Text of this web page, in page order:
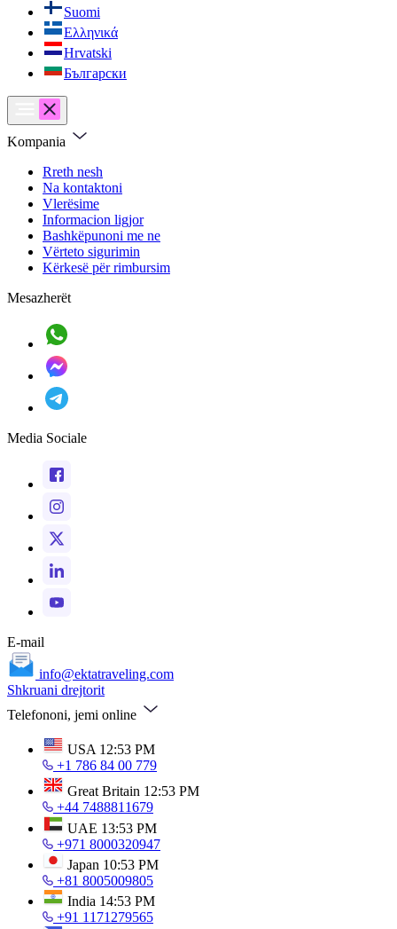
Suomi
Ελληνικά
Hrvatski
Български
Kompania
Rreth nesh
Na kontaktoni
Vlerësime
Informacion ligjor
Bashkëpunoni me ne
Vërteto sigurimin
Kërkesë për rimbursim
Mesazherët
Media Sociale
E-mail
info@ektatraveling.com
Shkruani drejtorit
Telefononi, jemi online
USA 12:53 PM
+1 786 84 00 779
Great Britain 12:53 PM
+44 7488811679
UAE 13:53 PM
+971 8000320947
Japan 10:53 PM
+81 8005009805
India 14:53 PM
+91 1171279565